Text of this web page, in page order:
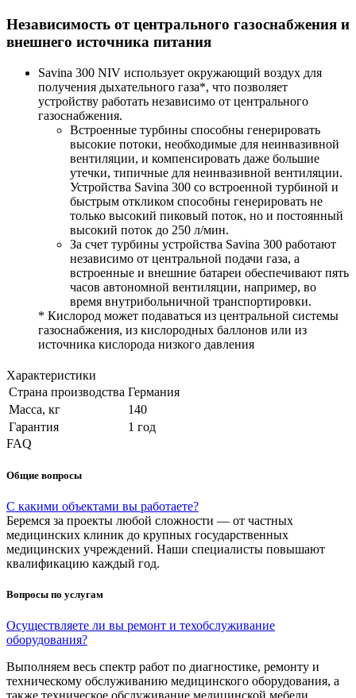
Независимость от центрального газоснабжения и
внешнего источника питания
​Savina 300 NIV использует окружающий воздух для
получения дыхательного газа*, что позволяет
устройству работать независимо от центрального
газоснабжения.
Встроенные турбины способны генерировать
высокие потоки, необходимые для неинвазивной
вентиляции, и компенсировать даже большие
утечки, типичные для неинвазивной вентиляции.
Устройства Savina 300 со встроенной турбиной и
быстрым откликом способны генерировать не
только высокий пиковый поток, но и постоянный
высокий поток до 250 л/мин.
За счет турбины устройства Savina 300 работают
независимо от центральной подачи газа, а
встроенные и внешние батареи обеспечивают пять
часов автономной вентиляции, например, во
время внутрибольничной транспортировки.
* Кислород может подаваться из центральной системы
газоснабжения, из кислородных баллонов или из
источника кислорода низкого давления
Характеристики
Страна производства Германия
Масса, кг
140
Гарантия
1 год
FAQ
Общие вопросы
С какими объектами вы работаете?
Беремся за проекты любой сложности — от частных
медицинских клиник до крупных государственных
медицинских учреждений. Наши специалисты повышают
квалификацию каждый год.
Вопросы по услугам
Осуществляете ли вы ремонт и техобслуживание
оборудования?
Выполняем весь спектр работ по диагностике, ремонту и
техническому обслуживанию медицинского оборудования, а
также техническое обслуживание медицинской мебели.